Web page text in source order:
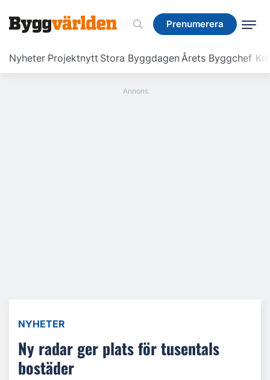
Prenumerera
Nyheter Projektnytt Stora ByggdagenÅrets Byggchef
Prenumerera
NYHETER
Ny radar ger plats för tusentals
bostäder